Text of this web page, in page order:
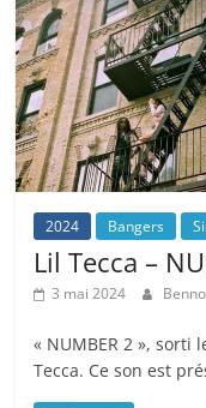
2024 Bangers
Lil Tecca –
3 mai 2024 Benno
« NUMBER 2 », sorti
Tecca. Ce son est